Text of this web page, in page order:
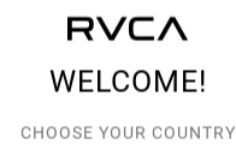
WELCOME!
CHOOSE YOUR COUNTRY